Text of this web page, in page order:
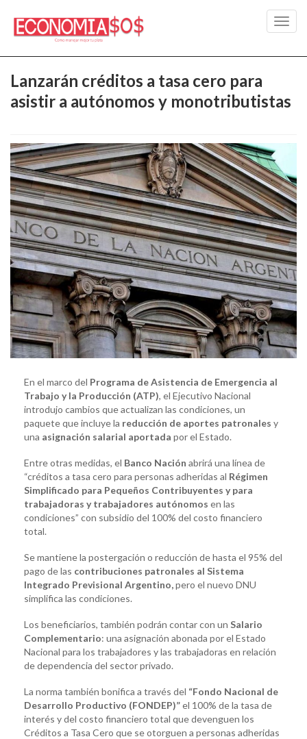
Lanzarán créditos a tasa cero para
asistir a autónomos y monotributistas
En el marco del Programa de Asistencia de Emergencia al
Trabajo y la Producción (ATP), el Ejecutivo Nacional
introdujo cambios que actualizan las condiciones, un
paquete que incluye la reducción de aportes patronales y
una asignación salarial aportada por el Estado.
Entre otras medidas, el Banco Nación abrirá una línea de
“créditos a tasa cero para personas adheridas al Régimen
Simplificado para Pequeños Contribuyentes y para
trabajadoras y trabajadores autónomos en las
condiciones” con subsidio del 100% del costo financiero
total.
Se mantiene la postergación o reducción de hasta el 95% del
pago de las contribuciones patronales al Sistema
Integrado Previsional Argentino,pero el nuevo DNU
simplifica las condiciones.
Los beneficiarios, también podrán contar con un Salario
Complementario: una asignación abonada por el Estado
Nacional para los trabajadores y las trabajadoras en relación
de dependencia del sector privado.
La norma también bonifica a través del “Fondo Nacional de
Desarrollo Productivo (FONDEP)”el 100% de la tasa de
interés y del costo financiero total que devenguen los
Créditos a Tasa Cero que se otorguen a personas adheridas